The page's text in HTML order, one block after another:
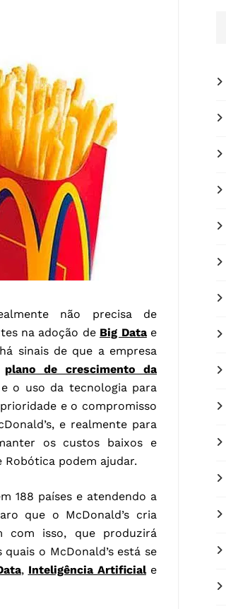
não precisa de
na adoção de Big Datae
sinais de que a empresa
plano de crescimento da
o uso da tecnologia para
e o compromisso
e realmente para
os custos baixos e
Robótica podem ajudar.
188 países e atendendo a
que o McDonald’s cria
com isso, que produzirá
o McDonald’s está se
, Inteligência Artificiale